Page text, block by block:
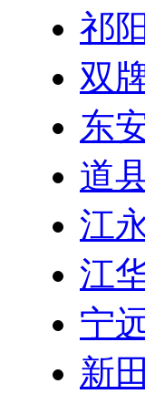
祁
双
东
道
江
江
宁
新